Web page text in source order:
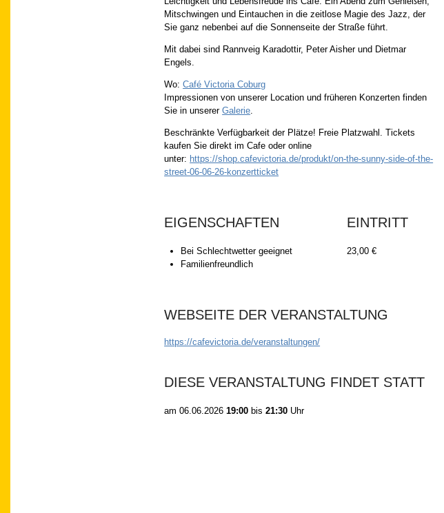
Mitschwingen und Eintauchen in die zeitlose Magie des Jazz, der
Sie ganz nebenbei auf die Sonnenseite der Straße führt.
Mit dabei sind Rannveig Karadottir, Peter Aisher und Dietmar
Engels.
Wo:Café Victoria Coburg
Impressionen von unserer Location und früheren Konzerten finden
Sie in unsererGalerie
Beschränkte Verfügbarkeit der Plätze! Freie Platzwahl. Tickets
kaufen Sie direkt im Cafe oder online
unter: https://shop.cafevictoria.de/produkt/on-the-sunny-side-of-the-
street-06-06-26-konzertticket
EIGENSCHAFTEN
Bei Schlechtwetter geeignet
Familienfreundlich
EINTRITT
23,00 €
WEBSEITE DER VERANSTALTUNG
https://cafevictoria.de/veranstaltungen/
DIESE VERANSTALTUNG FINDET STATT
am06.06.202619:00 bis 21:30 Uhr